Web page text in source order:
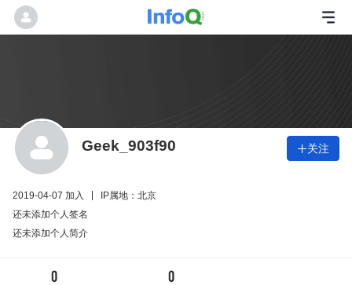
Geek_903f90 关注
2019-04-07 加入
IP属地：北京
还未添加个人签名
还未添加个人简介
0 0